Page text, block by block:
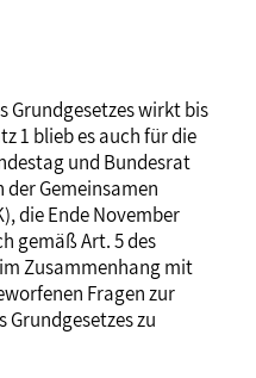
Grundgesetzes wirkt bis
1 blieb es auch für die
und Bundesrat
der Gemeinsamen
die Ende November
gemäß Art. 5 des
Zusammenhang mit
Fragen zur
Grundgesetzes zu